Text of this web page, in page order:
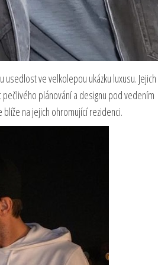
ve velkolepou ukázku luxusu. Jejich
plánování a designu pod vedením
na jejich ohromující rezidenci.